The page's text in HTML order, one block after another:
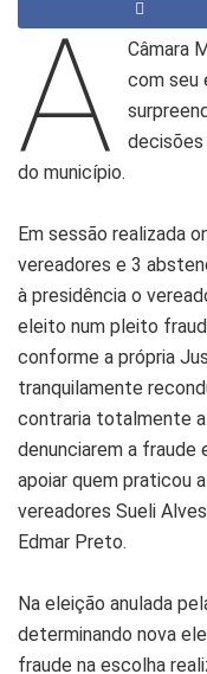
A
Câmara
com seu
decisões
do município.
Em sessão realizada
vereadores e 3
à presidência o
eleito num pleito
conforme a própria
tranquilamente
contraria totalmente
denunciarem a fraude
apoiar quem praticou
vereadores Sueli
Edmar Preto.
Na eleição anulada
determinando nova
fraude na escolha